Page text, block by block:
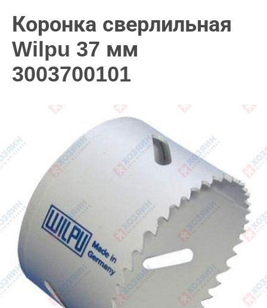
Коронка сверлильная
Wilpu 37 мм
3003700101